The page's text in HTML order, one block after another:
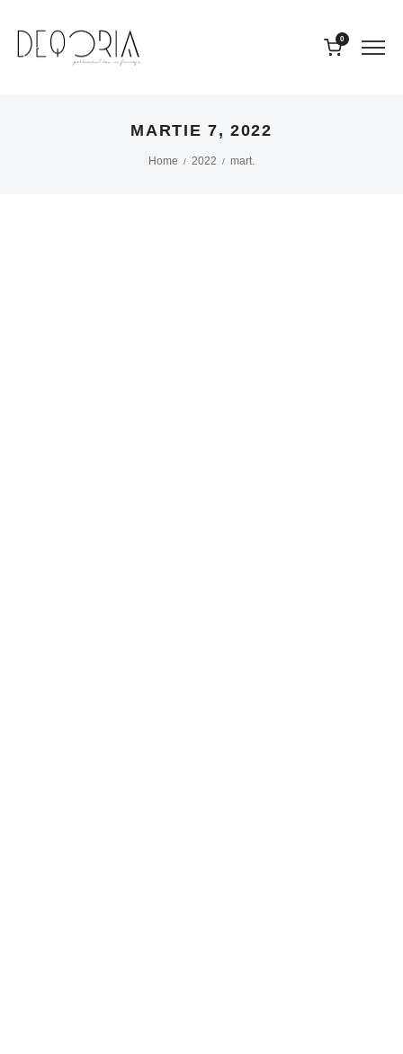
0
MARTIE 7, 2022
Home / 2022 / mart.